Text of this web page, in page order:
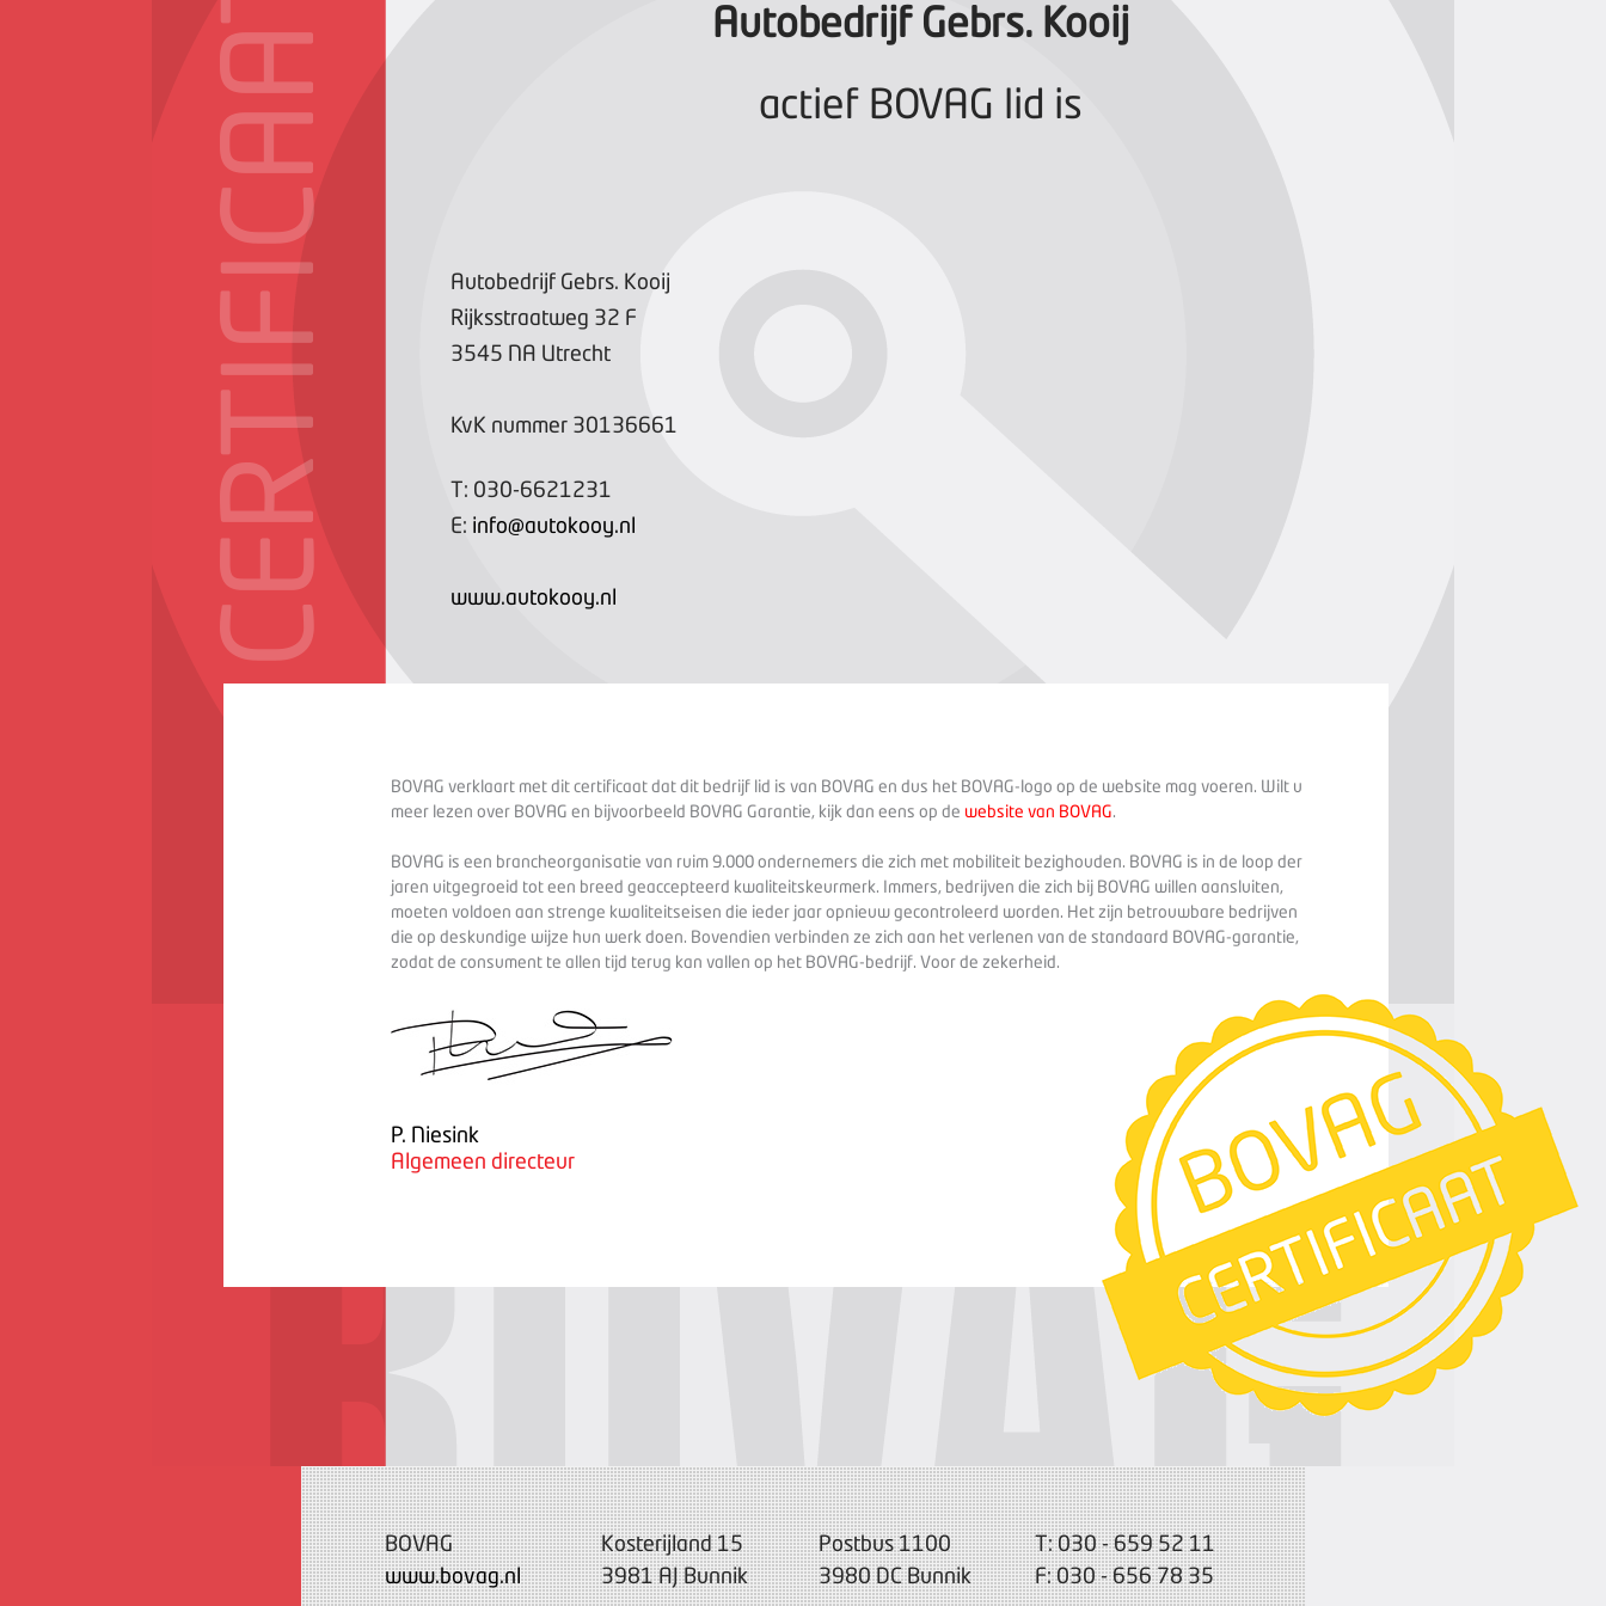
CERTIFICAAT
Autobedrijf Gebrs. Kooij
actief BOVAG lid is
Autobedrijf Gebrs. Kooij
Rijksstraatweg 32 F
3545 NA Utrecht
KvK nummer 30136661
T: 030-6621231
E: info@autokooy.nl
www.autokooy.nl
BOVAG verklaart met dit certificaat dat dit bedrijf lid is van BOVAG en dus het BOVAG-logo op de website mag voeren. Wilt u
meer lezen over BOVAG en bijvoorbeeld BOVAG Garantie, kijk dan eens op de website van BOVAG.
BOVAG is een brancheorganisatie van ruim 9.000 ondernemers die zich met mobiliteit bezighouden. BOVAG is in de loop der
jaren uitgegroeid tot een breed geaccepteerd kwaliteitskeurmerk. Immers, bedrijven die zich bij BOVAG willen aansluiten,
moeten voldoen aan strenge kwaliteitseisen die ieder jaar opnieuw gecontroleerd worden. Het zijn betrouwbare bedrijven
die op deskundige wijze hun werk doen. Bovendien verbinden ze zich aan het verlenen van de standaard BOVAG-garantie,
zodat de consument te allen tijd terug kan vallen op het BOVAG-bedrijf. Voor de zekerheid.
P. Niesink
Algemeen directeur
BOVAG
www.bovag.nl
Kosterijland 15
3981 AJ Bunnik
Postbus 1100
3980 DC Bunnik
T: 030 - 659 52 11
F: 030 - 656 78 35